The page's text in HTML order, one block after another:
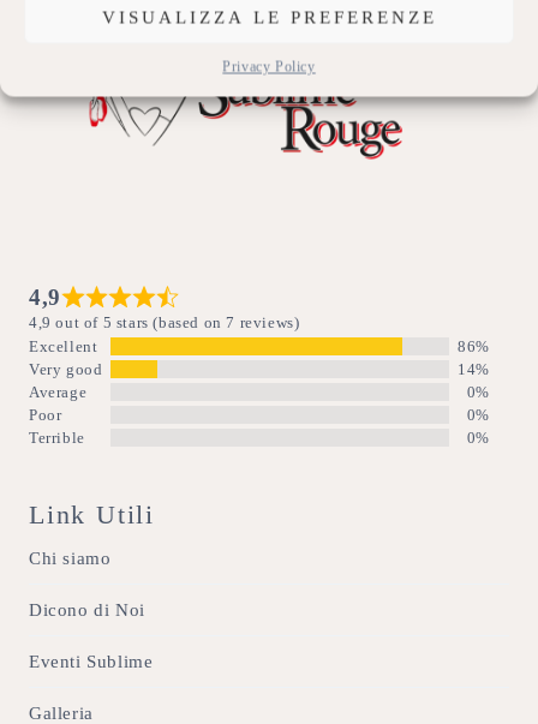
VISUALIZZA LE PREFERENZE
Privacy Policy
4,9
4,9 out of 5 stars (based on 7 reviews)
Excellent
86%
Very good
14%
Average
0%
Poor
0%
Terrible
0%
Link Utili
Chi siamo
Dicono di Noi
Eventi Sublime
Galleria